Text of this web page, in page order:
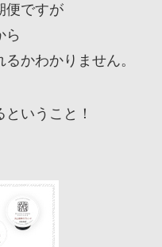
便ですが
ら
るかわかりません。
ということ！